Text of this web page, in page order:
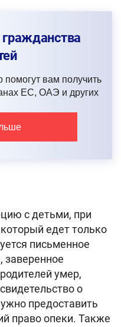
вам получить
ЕС, ОАЭ и других
с детьми, при
едет только
письменное
заверенное
умер,
о
предоставить
право опеки. Также